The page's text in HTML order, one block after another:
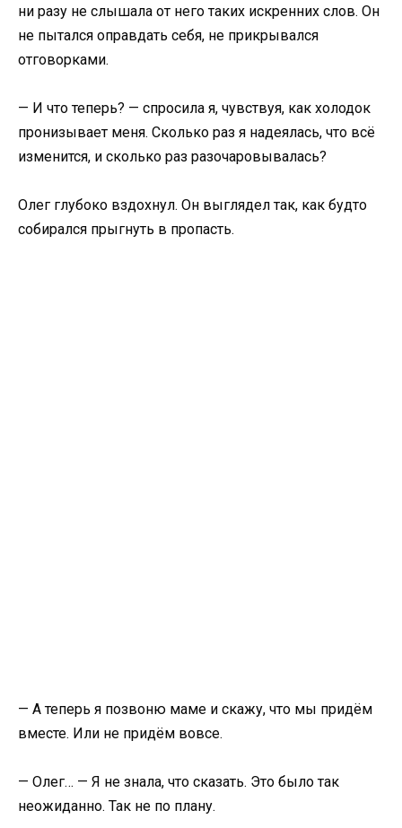
ни разу не слышала от него таких искренних слов. Он
не пытался оправдать себя, не прикрывался
отговорками.
— И что теперь? — спросила я, чувствуя, как холодок
пронизывает меня. Сколько раз я надеялась, что всё
изменится, и сколько раз разочаровывалась?
Олег глубоко вздохнул. Он выглядел так, как будто
собирался прыгнуть в пропасть.
— А теперь я позвоню маме и скажу, что мы придём
вместе. Или не придём вовсе.
— Олег… — Я не знала, что сказать. Это было так
неожиданно. Так не по плану.